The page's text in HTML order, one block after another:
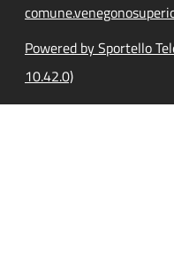
Powered by Sportello
10.42.0)